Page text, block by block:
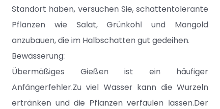
Standort haben, versuchen Sie, schattentolerante
Pflanzen wie Salat, Grünkohl und Mangold
anzubauen, die im Halbschatten gut gedeihen.
Bewässerung:
Übermäßiges Gießen ist ein häufiger
Anfängerfehler.Zu viel Wasser kann die Wurzeln
ertränken und die Pflanzen verfaulen lassen.Der